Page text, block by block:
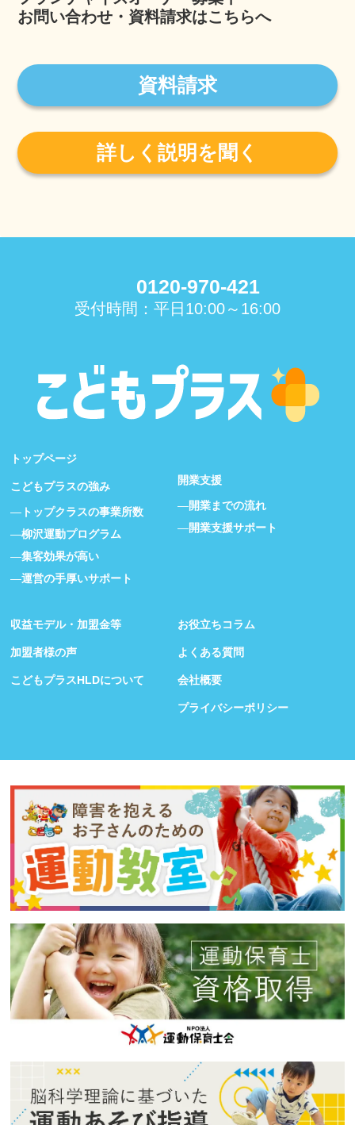
お問い合わせ・資料請求はこちらへ
資料請求
詳しく説明を聞く
0120-970-421
受付時間：平日10:00～16:00
トップページ
こどもプラスの強み
トップクラスの事業所数
柳沢運動プログラム
集客効果が高い
運営の手厚いサポート
開業支援
開業までの流れ
開業支援サポート
収益モデル・加盟金等
加盟者様の声
こどもプラスHLDについて
お役立ちコラム
よくある質問
会社概要
プライバシーポリシー